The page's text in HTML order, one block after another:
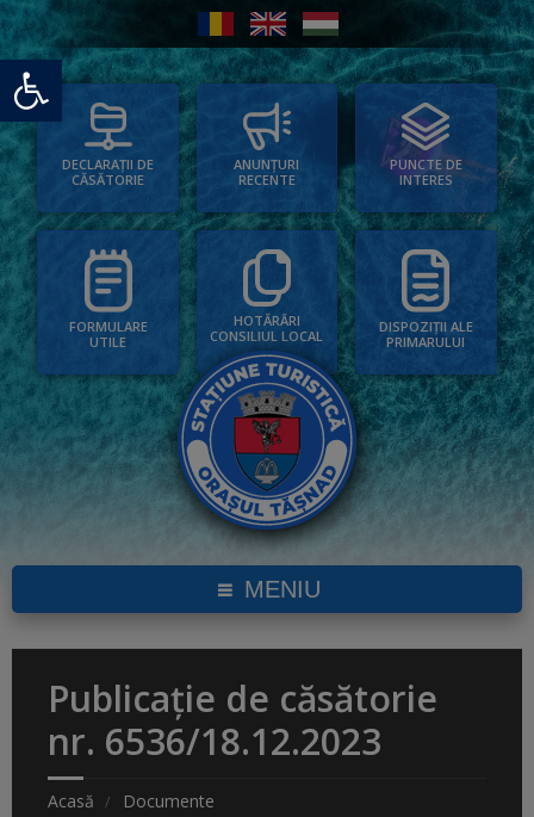
Deschide bara de unelte
DECLARAȚII DE
CĂSĂTORIE
ANUNȚURI
RECENTE
PUNCTE DE
INTERES
FORMULARE
UTILE
HOTĂRÂRI
CONSILIUL LOCAL
DISPOZIȚII ALE
PRIMARULUI
MENIU
Publicație de căsătorie
nr. 6536/18.12.2023
Acasă Documente